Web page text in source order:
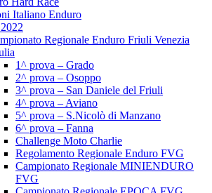
Italiano Enduro
Regionale Enduro Friuli Venezia
1^ prova – Grado
2^ prova – Osoppo
3^ prova – San Daniele del Friuli
4^ prova – Aviano
5^ prova – S.Nicolò di Manzano
6^ prova – Fanna
Challenge Moto Charlie
Regolamento Regionale Enduro FVG
Campionato Regionale MINIENDURO
FVG